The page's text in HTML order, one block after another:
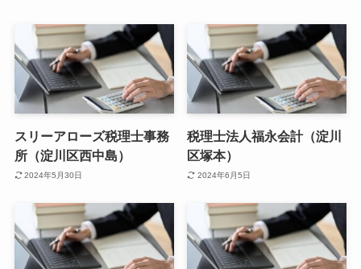
スリーアローズ税理士事務
所（淀川区西中島）
2024年5月30日
税理士法人福永会計（淀川
区塚本）
2024年6月5日